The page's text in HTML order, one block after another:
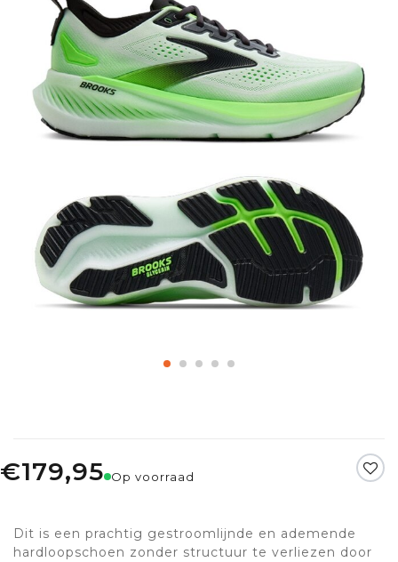
€179,95 Op voorraad
Dit is een prachtig gestroomlijnde en ademende
hardloopschoen zonder structuur te verliezen door